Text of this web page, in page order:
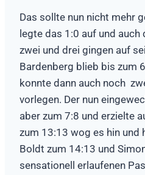
Das sollte nun nicht mehr
legte das 1:0 auf und
zwei und drei gingen auf
Bardenberg blieb bis zum
konnte dann auch noch
vorlegen. Der nun
aber zum 7:8 und erzielte
zum 13:13 wog es hin und
Boldt zum 14:13 und
sensationell erlaufenen